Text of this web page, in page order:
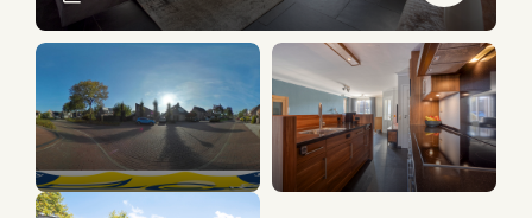
17 panorama's